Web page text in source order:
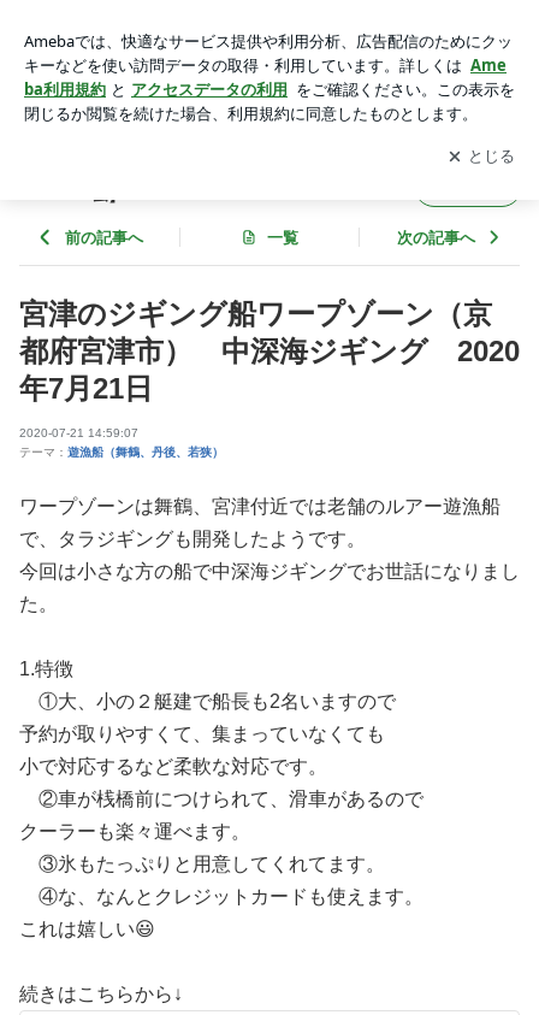
ング 2020年7月21日 | fishbank【無料の遊漁船専用ネット予
約フォーム】
アプリをダウンロードして ブログの更新通知
を受け取りまし
ょう。
開く
ーム】
前の記事へ 一覧 次の記事へ
宮津のジギング船ワープゾーン（京
都府宮津市） 中深海ジギング 2020
年7月21日
2020-07-21 14:59:07
テーマ： 遊漁船（舞鶴、丹後、若狭）
ワープゾーンは舞鶴、宮津付近では老舗のルアー遊漁船
で、タラジギングも開発したようです。
今回は小さな方の船で中深海ジギングでお世話になりまし
た。
1.特徴
①大、小の２艇建で船長も2名いますので
予約が取りやすくて、集まっていなくても
小で対応するなど柔軟な対応です。
②車が桟橋前につけられて、滑車があるので
クーラーも楽々運べます。
③氷もたっぷりと用意してくれてます。
④な、なんとクレジットカードも使えます。
これは嬉しい😃
続きはこちらから↓